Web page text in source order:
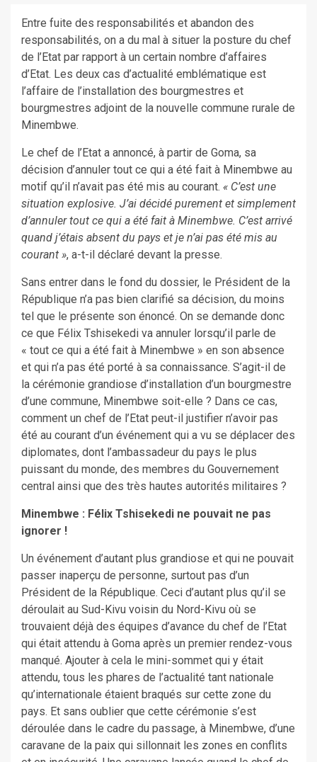
Entre fuite des responsabilités et abandon des
responsabilités, on a du mal à situer la posture du chef
de l’Etat par rapport à un certain nombre d’affaires
d’Etat. Les deux cas d’actualité emblématique est
l’affaire de l’installation des bourgmestres et
bourgmestres adjoint de la nouvelle commune rurale de
Minembwe.
Le chef de l’Etat a annoncé, à partir de Goma, sa
décision d’annuler tout ce qui a été fait à Minembwe au
motif qu’il n’avait pas été mis au courant. « C’est une
situation explosive. J’ai décidé purement et simplement
d’annuler tout ce qui a été fait à Minembwe. C’est arrivé
quand j’étais absent du pays et je n’ai pas été mis au
courant », a-t-il déclaré devant la presse.
Sans entrer dans le fond du dossier, le Président de la
République n’a pas bien clarifié sa décision, du moins
tel que le présente son énoncé. On se demande donc
ce que Félix Tshisekedi va annuler lorsqu’il parle de
« tout ce qui a été fait à Minembwe » en son absence
et qui n’a pas été porté à sa connaissance. S’agit-il de
la cérémonie grandiose d’installation d’un bourgmestre
d’une commune, Minembwe soit-elle ? Dans ce cas,
comment un chef de l’Etat peut-il justifier n’avoir pas
été au courant d’un événement qui a vu se déplacer des
diplomates, dont l’ambassadeur du pays le plus
puissant du monde, des membres du Gouvernement
central ainsi que des très hautes autorités militaires ?
Minembwe : Félix Tshisekedi ne pouvait ne pas
ignorer !
Un événement d’autant plus grandiose et qui ne pouvait
passer inaperçu de personne, surtout pas d’un
Président de la République. Ceci d’autant plus qu’il se
déroulait au Sud-Kivu voisin du Nord-Kivu où se
trouvaient déjà des équipes d’avance du chef de l’Etat
qui était attendu à Goma après un premier rendez-vous
manqué. Ajouter à cela le mini-sommet qui y était
attendu, tous les phares de l’actualité tant nationale
qu’internationale étaient braqués sur cette zone du
pays. Et sans oublier que cette cérémonie s’est
déroulée dans le cadre du passage, à Minembwe, d’une
caravane de la paix qui sillonnait les zones en conflits